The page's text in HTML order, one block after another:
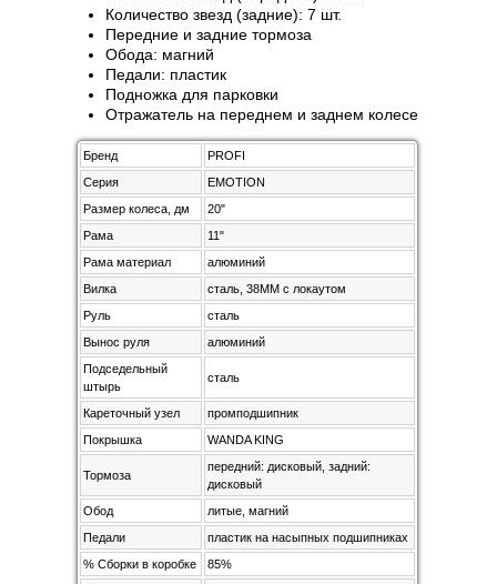
Количество звезд (задние): 7 шт.
Передние и задние тормоза
Обода: магний
Педали: пластик
Подножка для парковки
Отражатель на переднем и заднем колесе
Бренд
PROFI
Серия
EMOTION
Размер колеса, дм
20"
Рама
11"
Рама материал
алюминий
Вилка
сталь, 38MM с локаутом
Руль
сталь
Вынос руля
алюминий
Подседельный
штырь
сталь
Кареточный узел
промподшипник
Покрышка
WANDA KING
Тормоза
передний: дисковый, задний:
дисковый
Обод
литые, магний
Педали
пластик на насыпных подшипниках
% Сборки в коробке
85%